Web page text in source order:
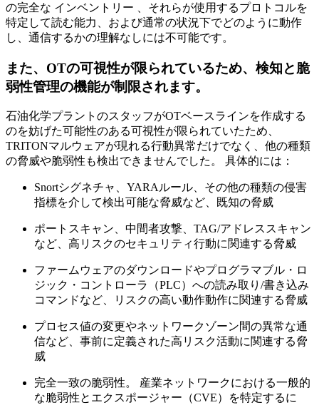
の完全な インベントリー 、それらが使用するプロトコルを
特定して読む能力、および通常の状況下でどのように動作
し、通信するかの理解なしには不可能です。
また、OTの可視性が限られているため、検知と脆
弱性管理の機能が制限されます。
石油化学プラントのスタッフがOTベースラインを作成する
のを妨げた可能性のある可視性が限られていたため、
TRITONマルウェアが現れる行動異常だけでなく、他の種類
の脅威や脆弱性も検出できませんでした。 具体的には：
Snortシグネチャ、YARAルール、その他の種類の侵害
指標を介して検出可能な脅威など、既知の脅威
ポートスキャン、中間者攻撃、TAG/アドレススキャン
など、高リスクのセキュリティ行動に関連する脅威
ファームウェアのダウンロードやプログラマブル・ロ
ジック・コントローラ（PLC）への読み取り/書き込み
コマンドなど、リスクの高い動作動作に関連する脅威
プロセス値の変更やネットワークゾーン間の異常な通
信など、事前に定義された高リスク活動に関連する脅
威
完全一致の脆弱性。 産業ネットワークにおける一般的
な脆弱性とエクスポージャー（CVE）を特定するに